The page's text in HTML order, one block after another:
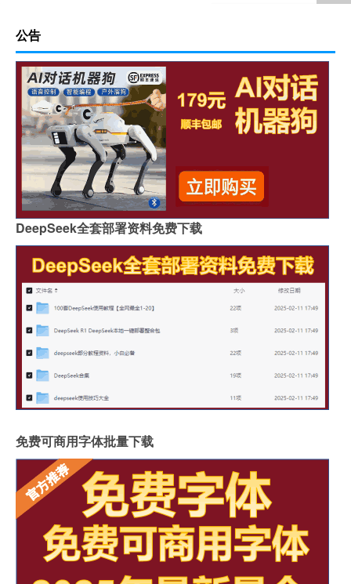
公告
DeepSeek全套部署资料免费下载
免费可商用字体批量下载